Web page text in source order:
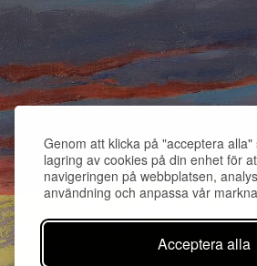
Genom att klicka på "acceptera alla"
lagring av cookies på din enhet för
navigeringen på webbplatsen,
användning och anpassa vår
Acceptera alla